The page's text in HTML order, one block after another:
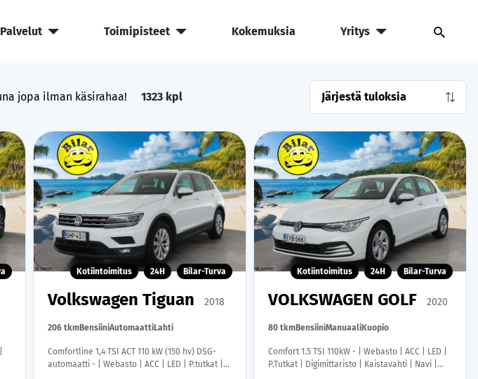
Palvelut Toimipisteet Kokemuksia Yritys
jopa ilman käsirahaa! 1323 kpl
Kotiintoimitus 24H Bilar-Turva
Volkswagen Tiguan 2018
206 tkmBensiiniAutomaattiLahti
Comfortline 1,4 TSI ACT 110 kW (150 hv) DSG-
automaatti - | Webasto | ACC | LED | P.tutkat |
Kotiintoimitus 24H Bilar-Turva
VOLKSWAGEN GOLF 2020
80 tkmBensiiniManuaaliKuopio
Comfort 1.5 TSI 110kW - | Webasto | ACC | LED |
P.Tutkat | Digimittaristo | Kaistavahti | Navi |